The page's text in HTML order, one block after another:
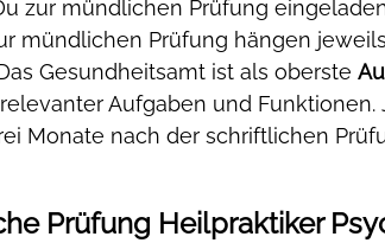
zur mündlichen Prüfung
mündlichen Prüfung hängen
Gesundheitsamt ist als oberste
Aufgaben und
Monate nach der schriftlichen
Prüfung Heilpraktiker